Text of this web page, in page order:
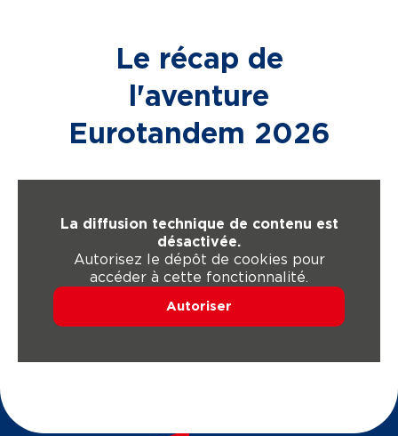
Le récap de
l'aventure
Eurotandem 2026
La diffusion technique de contenu est
désactivée.
Autorisez le dépôt de cookies pour
accéder à cette fonctionnalité.
Autoriser